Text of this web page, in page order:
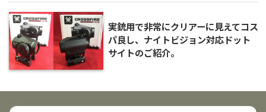
実銃用で非常にクリアーに見えてコス
パ良し、ナイトビジョン対応ドット
サイトのご紹介。